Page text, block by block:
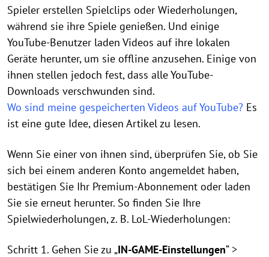
Spieler erstellen Spielclips oder Wiederholungen,
während sie ihre Spiele genießen. Und einige
YouTube-Benutzer laden Videos auf ihre lokalen
Geräte herunter, um sie offline anzusehen. Einige von
ihnen stellen jedoch fest, dass alle YouTube-
Downloads verschwunden sind.
Wo sind meine gespeicherten Videos auf YouTube? Es
ist eine gute Idee, diesen Artikel zu lesen.
Wenn Sie einer von ihnen sind, überprüfen Sie, ob Sie
sich bei einem anderen Konto angemeldet haben,
bestätigen Sie Ihr Premium-Abonnement oder laden
Sie sie erneut herunter. So finden Sie Ihre
Spielwiederholungen, z. B. LoL-Wiederholungen:
Schritt 1. Gehen Sie zu „IN-GAME-Einstellungen“ >